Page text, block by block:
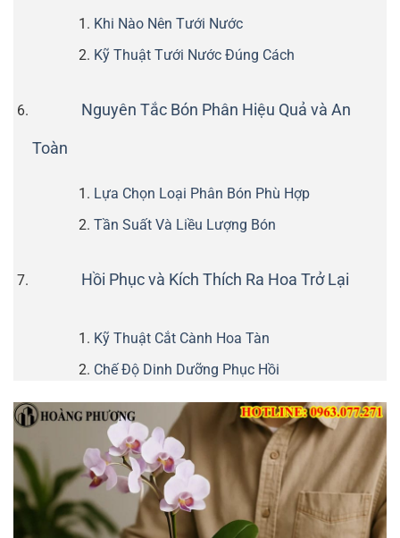
Khi Nào Nên Tưới Nước
Kỹ Thuật Tưới Nước Đúng Cách
Nguyên Tắc Bón Phân Hiệu Quả và An
Toàn
Lựa Chọn Loại Phân Bón Phù Hợp
Tần Suất Và Liều Lượng Bón
Hồi Phục và Kích Thích Ra Hoa Trở Lại
Kỹ Thuật Cắt Cành Hoa Tàn
Chế Độ Dinh Dưỡng Phục Hồi